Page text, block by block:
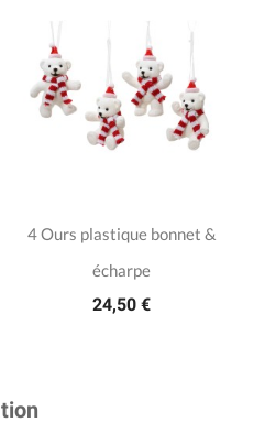
4 Ours plastique bonnet &
écharpe
24,50 €